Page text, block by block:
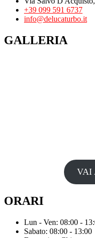
+39 099 591 6737
info@delucaturbo.it
GALLERIA
VAI
ORARI
Lun - Ven: 08:00 -
Sabato: 08:00 - 13:00